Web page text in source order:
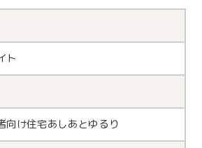
ト
向け住宅あしあとゆるり